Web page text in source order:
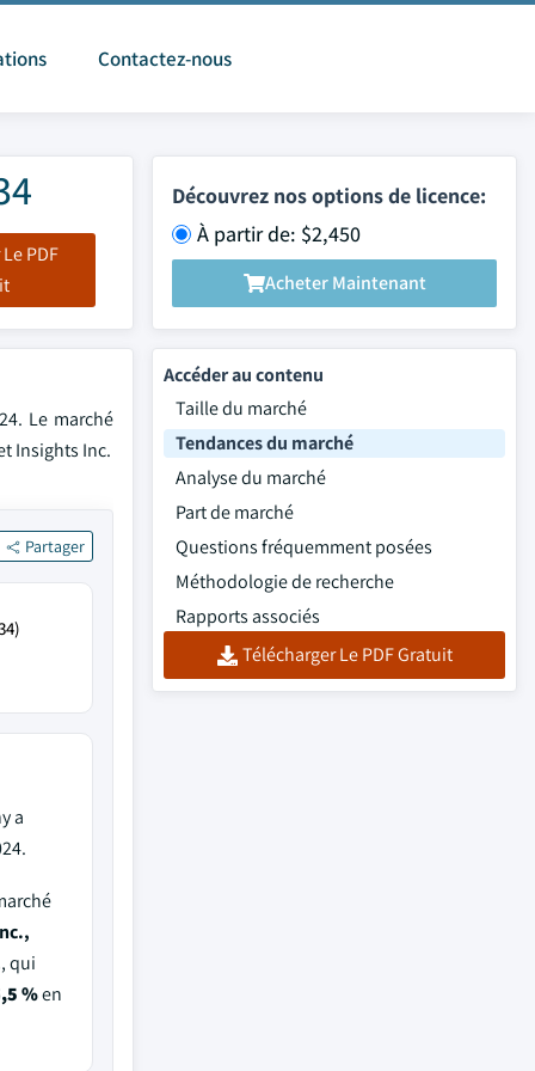
Contactez-nous
PDF
Découvrez nos options de licence:
À partir de: $2,450
Acheter Maintenant
Le marché
Insights Inc.
Partager
a
, qui
%en
Accéder au contenu
Taille du marché
Tendances du marché
Analyse du marché
Part de marché
Questions fréquemment posées
Méthodologie de recherche
Rapports associés
Télécharger Le PDF Gratuit